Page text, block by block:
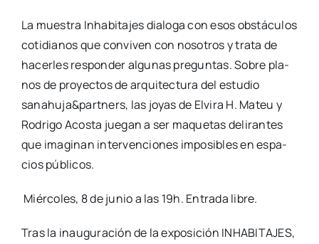
La mues­tra Inha­bi­ta­jes dia­lo­ga con esos obs­tácu­los
coti­dia­nos que con­vi­ven con noso­tros y tra­ta de
hacer­les res­pon­der algu­nas pre­gun­tas. Sobre pla­
nos de pro­yec­tos de arqui­tec­tu­ra del estu­dio
sanahuja&partners, las joyas de Elvi­ra H. Mateu y
Rodri­go Acos­ta jue­gan a ser maque­tas deli­ran­tes
que ima­gi­nan inter­ven­cio­nes impo­si­bles en espa­
cios públi­cos.
Miér­co­les, 8 de junio a las 19h. Entra­da libre.
Tras la inau­gu­ra­ción de la expo­si­ción INHABITAJES,